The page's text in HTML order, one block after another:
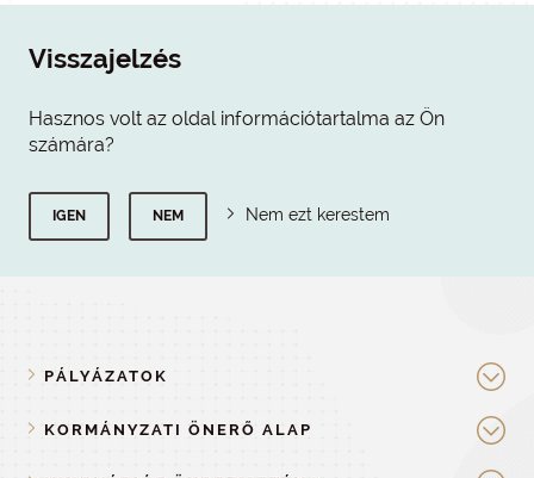
Visszajelzés
Hasznos volt az oldal információtartalma az Ön
számára?
IGEN NEM Nem ezt kerestem
PÁLYÁZATOK
KORMÁNYZATI ÖNERŐ ALAP